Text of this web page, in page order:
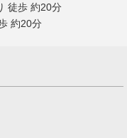
徒歩 約20分
約20分